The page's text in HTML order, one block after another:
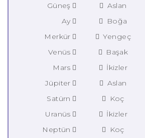
Güneş Aslan
Ay
Boğa
Merkür
Yengeç
Venüs
Başak
Mars
İkizler
Jüpiter
Aslan
Satürn
Koç
Uranüs
İkizler
Neptün
Koç